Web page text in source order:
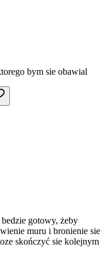
bym sie obawial
gotowy, żeby
muru i bronienie sie
skończyć sie kolejnym